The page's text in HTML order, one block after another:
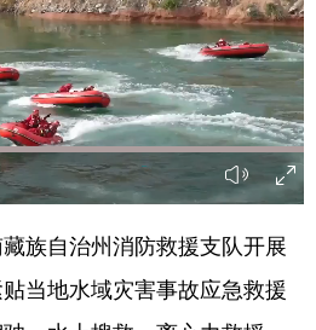
自治州消防救援支队开展
当地水域灾害事故应急救援